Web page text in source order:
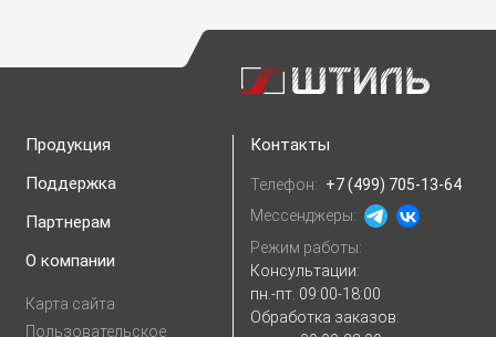
Продукция
Поддержка
Партнерам
О компании
Карта сайта
Пользовательское
Контакты
Телефон: +7 (499) 705-13-64
Мессенджеры:
Режим работы:
Консультации:
пн.-пт. 09:00-18:00
Обработка заказов: